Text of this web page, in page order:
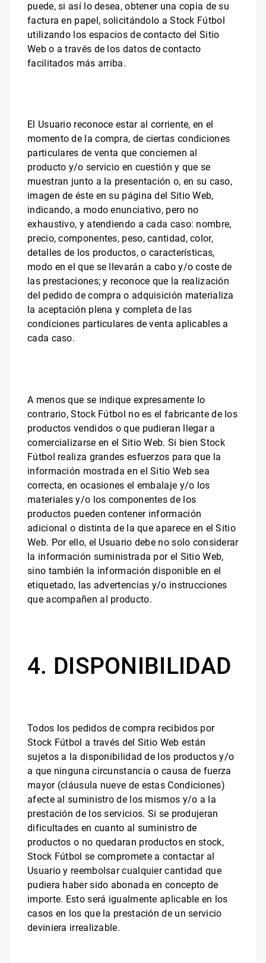
puede, si así lo desea, obtener una copia de su
factura en papel, solicitándolo aStock Fútbol
utilizando los espacios de contacto del Sitio
Web o a través de los datos de contacto
facilitados más arriba.
El Usuario reconoce estar al corriente, en el
momento de la compra, de ciertas condiciones
particulares de venta que conciernen al
producto y/o servicio en cuestión y que se
muestran junto a la presentación o, en su caso,
imagen de éste en su página del Sitio Web,
indicando, a modo enunciativo, pero no
exhaustivo, y atendiendo a cada caso: nombre,
precio, componentes, peso, cantidad, color,
detalles de los productos, o características,
modo en el que se llevarán a cabo y/o coste de
las prestaciones; y reconoce que la realización
del pedido de compra o adquisición materializa
la aceptación plena y completa de las
condiciones particulares de venta aplicables a
cada caso.
A menos que se indique expresamente lo
contrario,Stock Fútbol no es el fabricante de los
productos vendidos o que pudieran llegar a
comercializarse en el Sitio Web. Si bienStock
Fútbol realiza grandes esfuerzos para que la
información mostrada en el Sitio Web sea
correcta, en ocasiones el embalaje y/o los
materiales y/o los componentes de los
productos pueden contener información
adicional o distinta de la que aparece en el Sitio
Web. Por ello, el Usuario debe no solo considerar
la información suministrada por el Sitio Web,
sino también la información disponible en el
etiquetado, las advertencias y/o instrucciones
que acompañen al producto.
4. DISPONIBILIDAD
Todos los pedidos de compra recibidos por
Stock Fútbol a través del Sitio Web están
sujetos a la disponibilidad de los productos y/o
a que ninguna circunstancia o causa de fuerza
mayor (cláusula nueve de estas Condiciones)
afecte al suministro de los mismos y/o a la
prestación de los servicios. Si se produjeran
dificultades en cuanto al suministro de
productos o no quedaran productos en stock,
Stock Fútbol se compromete a contactar al
Usuario y reembolsar cualquier cantidad que
pudiera haber sido abonada en concepto de
importe. Esto será igualmente aplicable en los
casos en los que la prestación de un servicio
deviniera irrealizable.